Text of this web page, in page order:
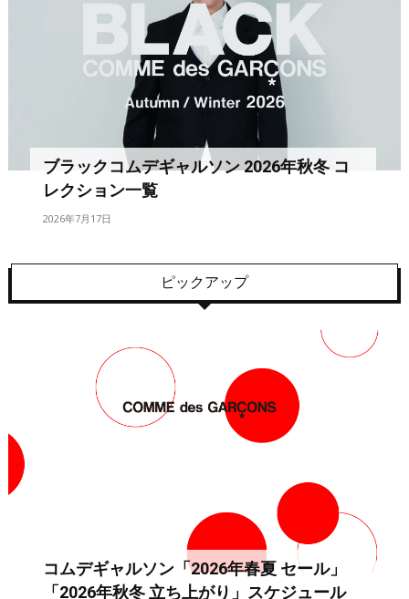
ブラックコムデギャルソン 2026年秋冬 コ
レクション一覧
2026年7月17日
ピックアップ
コムデギャルソン「2026年春夏 セール」
「2026年秋冬 立ち上がり」スケジュール